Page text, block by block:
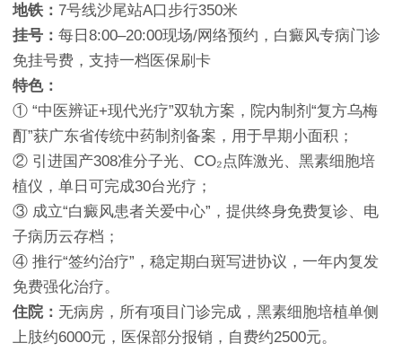
地铁： 7号线沙尾站A口步行350米
挂号： 每日8:00–20:00现场/网络预约，白癜风专病门诊
免挂号费，支持一档医保刷卡
特色：
① “中医辨证+现代光疗”双轨方案，院内制剂“复方乌梅
酊”获广东省传统中药制剂备案，用于早期小面积；
② 引进国产308准分子光、CO₂点阵激光、黑素细胞培
植仪，单日可完成30台光疗；
③ 成立“白癜风患者关爱中心”，提供终身免费复诊、电
子病历云存档；
④ 推行“签约治疗”，稳定期白斑写进协议，一年内复发
免费强化治疗。
住院： 无病房，所有项目门诊完成，黑素细胞培植单侧
上肢约6000元，医保部分报销，自费约2500元。